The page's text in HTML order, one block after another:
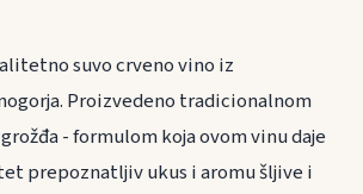
suvo crveno vino iz
Proizvedeno tradicionalnom
- formulom koja ovom vinu daje
prepoznatljiv ukus i aromu šljive i